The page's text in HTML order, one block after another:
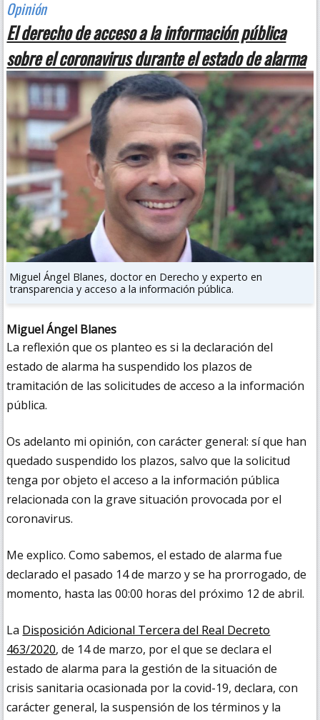
El derecho de acceso a la información pública
sobre el coronavirus durante el estado de alarma
Miguel Ángel Blanes, doctor en Derecho y experto en
transparencia y acceso a la información pública.
Miguel Ángel Blanes
La reflexión que os planteo es si la declaración del
estado de alarma ha suspendido los plazos de
tramitación de las solicitudes de acceso a la información
pública.
Os adelanto mi opinión, con carácter general: sí que han
quedado suspendido los plazos, salvo que la solicitud
tenga por objeto el acceso a la información pública
relacionada con la grave situación provocada por el
coronavirus.
Me explico. Como sabemos, el estado de alarma fue
declarado el pasado 14 de marzo y se ha prorrogado, de
momento, hasta las 00:00 horas del próximo 12 de abril.
La Disposición Adicional Tercera del Real Decreto
463/2020, de 14 de marzo, por el que se declara el
estado de alarma para la gestión de la situación de
crisis sanitaria ocasionada por la covid-19, declara, con
carácter general, la suspensión de los términos y la